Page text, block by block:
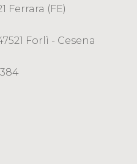
Ferrara (FE)
Forlì - Cesena